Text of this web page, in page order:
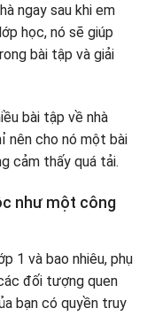
ngay sau khi em
học, nó sẽ giúp
bài tập và giải
bài tập về nhà
nên cho nó một bài
cảm thấy quá tải.
như một công
1 và bao nhiêu, phụ
đối tượng quen
bạn có quyền truy